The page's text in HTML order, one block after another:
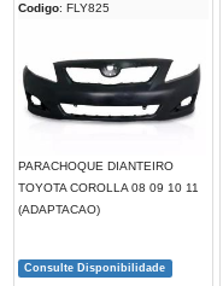
Codigo: FLY825
PARACHOQUE DIANTEIRO
TOYOTA COROLLA 08 09 10 11
(ADAPTACAO)
Consulte Disponibilidade